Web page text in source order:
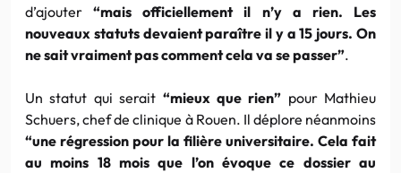
d’ajouter“mais officiellement il n’y a rien. Les
nouveaux statuts devaient paraître il y a 15 jours. On
ne sait vraiment pas comment cela va se passer”.
Un statut qui serait “mieux que rien” pour Mathieu
Schuers, chef de clinique à Rouen. Il déplore néanmoins
“une régression pour la filière universitaire. Cela fait
au moins 18 mois que l’on évoque ce dossier au